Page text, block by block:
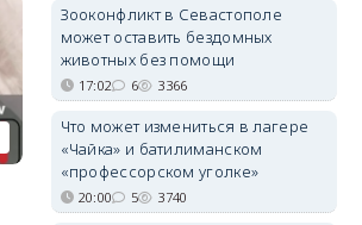
Зооконфликт в Севастополе
может оставить бездомных
животных без помощи
17:02 6 3366
Что может измениться в лагере
«Чайка» и батилиманском
«профессорском уголке»
20:00 5 3740